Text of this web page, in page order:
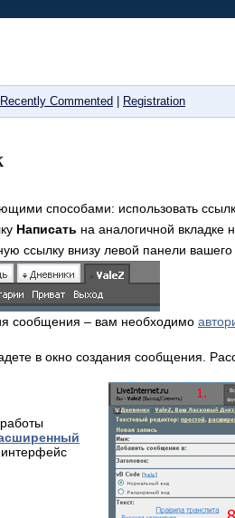
Recently Commented Registration
способами: использовать
Написать на аналогичной вкладке
ссылку внизу левой панели вашего
сообщения – вам необходимо
в окно создания сообщения.
работы
интерфейс